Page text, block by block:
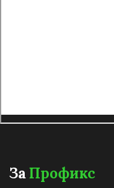
ЗаПрофикс